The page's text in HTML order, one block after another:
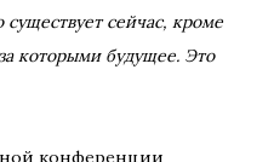
сейчас, кроме
которыми будущее. Это
конференции